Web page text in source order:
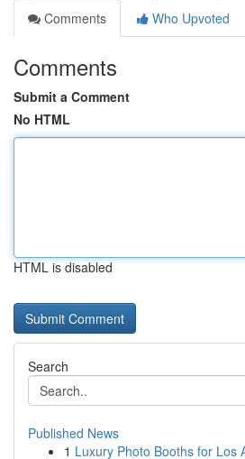
Comments
Who Upvoted
Comments
Submit a Comment
No HTML
HTML is disabled
Search
Published News
1 Luxury Photo Booths for Los